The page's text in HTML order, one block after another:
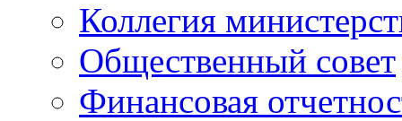
Коллегия
Общественный совет
Финансовая